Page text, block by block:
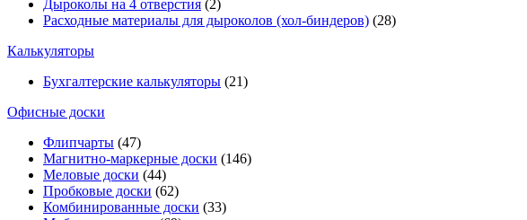
Дыроколы на 4 отверстия (2)
Расходные материалы для дыроколов (хол-биндеров) (28)
Калькуляторы
Бухгалтерские калькуляторы (21)
Офисные доски
Флипчарты (47)
Магнитно-маркерные доски (146)
Меловые доски (44)
Пробковые доски (62)
Комбинированные доски (33)